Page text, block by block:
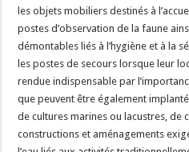
les objets mobiliers destinés à
postes d’observation de la faune
démontables liés à l’hygiène et à la
les postes de secours lorsque leur
rendue indispensable par
que peuvent être également
de cultures marines ou lacustres, de
constructions et aménagements